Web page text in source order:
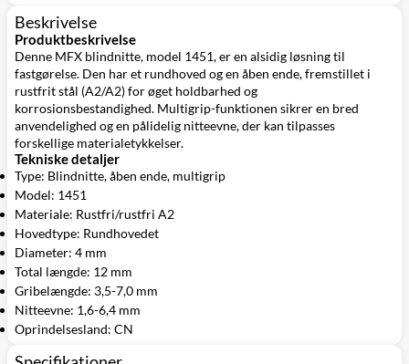
Beskrivelse
Produktbeskrivelse
Denne MFX blindnitte, model 1451, er en alsidig løsning til
fastgørelse. Den har et rundhoved og en åben ende, fremstillet i
rustfrit stål (A2/A2) for øget holdbarhed og
korrosionsbestandighed. Multigrip-funktionen sikrer en bred
anvendelighed og en pålidelig nitteevne, der kan tilpasses
forskellige materialetykkelser.
Tekniske detaljer
Type: Blindnitte, åben ende, multigrip
Model: 1451
Materiale: Rustfri/rustfri A2
Hovedtype: Rundhovedet
Diameter: 4 mm
Total længde: 12 mm
Gribelængde: 3,5-7,0 mm
Nitteevne: 1,6-6,4 mm
Oprindelsesland: CN